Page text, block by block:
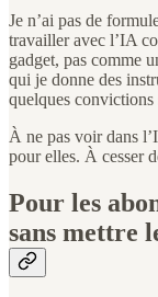
Je n’ai pas de
travailler avec l’IA
gadget, pas comme
qui je donne des
quelques convictions
À ne pas voir dans
pour elles. À cesser
Pour les
sans mettre